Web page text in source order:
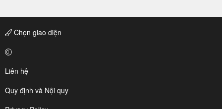
Chọn giao diện
Liên hệ
Quy định và Nội quy